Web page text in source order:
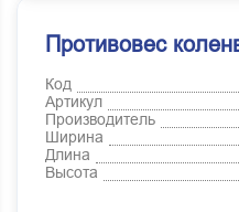
Противовес
Код
Артикул
Производитель
Ширина
Длина
Высота